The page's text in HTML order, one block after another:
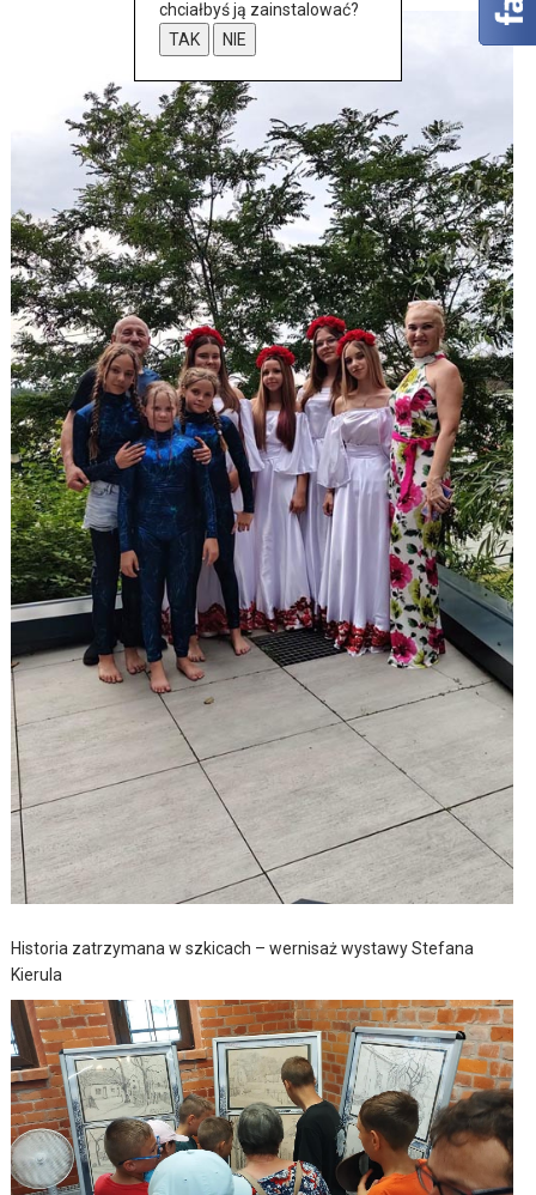
Historia zatrzymana w szkicach – wernisaż wystawy Stefana
Kierula
chciałbyś ją zainstalować?
TAK
NIE